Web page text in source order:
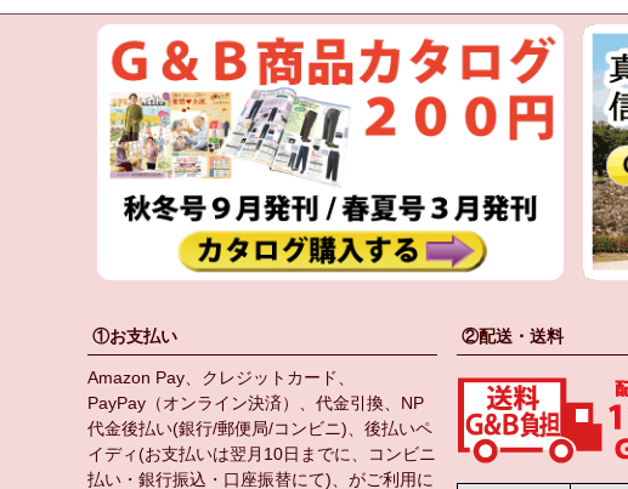
①お支払い
Amazon Pay、クレジットカード、
PayPay（オンライン決済）、代金引換、NP
代金後払い(銀行/郵便局/コンビニ)、後払いペ
イディ(お支払いは翌月10日までに、コンビニ
払い・銀行振込・口座振替にて)、がご利用に
②配送・送料